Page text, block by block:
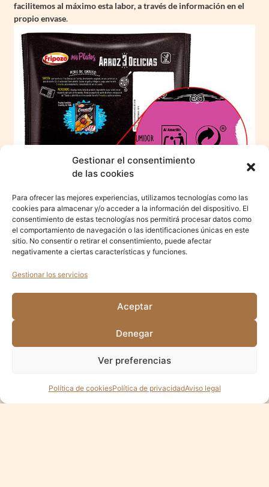
Gestionar el consentimiento
de las cookies
Para ofrecer las mejores experiencias, utilizamos tecnologías como las
cookies para almacenar y/o acceder a la información del dispositivo. El
consentimiento de estas tecnologías nos permitirá procesar datos como
el comportamiento de navegación o las identificaciones únicas en este
sitio. No consentir o retirar el consentimiento, puede afectar
negativamente a ciertas características y funciones.
Gestionar los servicios
Aceptar
Denegar
Ver preferencias
Política de cookiesPolítica de privacidadAviso legal
facilitemos al máximo esta labor, a través de información en el
propio envase.
Como empresa noscomprometemos con el Medio Ambiente
apoyamos al ciudadano a que recicle más y mejor.
al ciudadano a que identifique rápidamente en que contenedor
y lo convierta en rutina.
¿COMPARTIMOS?